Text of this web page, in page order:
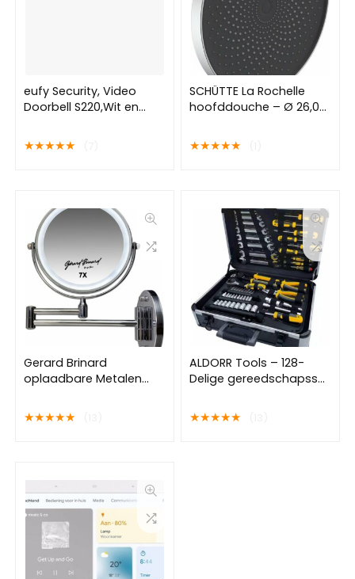
eufy Security, Video
Doorbell S220,Wit en
video deurbel met
batterij, 2K HD, geen
audiofunctie aan beide
zijden, zeer eenvoudige
installatie
★★★★★
SCHÜTTE La Rochelle
hoofddouche – Ø 26,0
Chroom & Antraciet
★★★★★
Gerard Brinard
oplaadbare Metalen
badkamer LED Spiegel
dimbaar chroom,
(USB)
★★★★★
ALDORR Tools – 128-
Delige gereedschapsset
Gereedschapskoffer
Gevuld –
★★★★★